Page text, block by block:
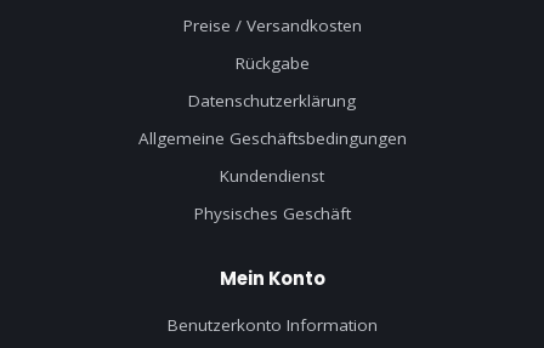
Preise / Versandkosten
Rückgabe
Datenschutzerklärung
Allgemeine Geschäftsbedingungen
Kundendienst
Physisches Geschäft
Mein Konto
Benutzerkonto Information